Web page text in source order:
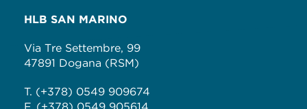
HLB SAN MARINO
Via Tre Settembre, 99
47891 Dogana (RSM)
T. (+378) 0549 909674